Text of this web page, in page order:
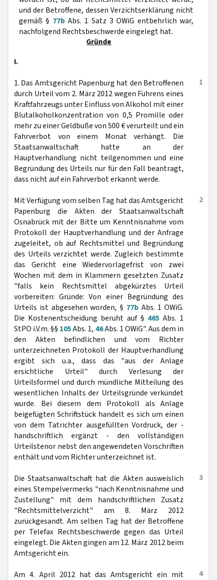
und der Betroffene, dessen Verzichtserklärung nicht
gemäß § 77bAbs. 1 Satz 3 OWiG entbehrlich war,
nachfolgend Rechtsbeschwerde eingelegt hat.
Gründe
I.
1
1. Das Amtsgericht Papenburg hat den Betroffenen
durch Urteil vom 2. März 2012 wegen Führens eines
Kraftfahrzeugs unter Einfluss von Alkohol mit einer
Blutalkoholkonzentration von 0,5 Promille oder
mehr zu einer Geldbuße von 500 € verurteilt und ein
Fahrverbot von einem Monat verhängt. Die
Staatsanwaltschaft hatte an der
Hauptverhandlung nicht teilgenommen und eine
Begründung des Urteils nur für den Fall beantragt,
dass nicht auf ein Fahrverbot erkannt werde.
2
Mit Verfügung vom selben Tag hat das Amtsgericht
Papenburg die Akten der Staatsanwaltschaft
Osnabrück mit der Bitte um Kenntnisnahme vom
Protokoll der Hauptverhandlung und der Anfrage
zugeleitet, ob auf Rechtsmittel und Begründung
des Urteils verzichtet werde. Zugleich bestimmte
das Gericht eine Wiedervorlagefrist von zwei
Wochen mit dem in Klammern gesetzten Zusatz
"falls kein Rechtsmittel abgekürztes Urteil
vorbereiten: Gründe: Von einer Begründung des
Urteils ist abgesehen worden, § 77bAbs. 1 OWiG.
Die Kostenentscheidung beruht auf § 465 Abs. 1
StPO i.V.m. §§ 105Abs. 1, 46Abs. 1 OWiG". Aus dem in
den Akten befindlichen und vom Richter
unterzeichneten Protokoll der Hauptverhandlung
ergibt sich u.a., dass das "aus der Anlage
ersichtliche Urteil" durch Verlesung der
Urteilsformel und durch mündliche Mitteilung des
wesentlichen Inhalts der Urteilsgründe verkündet
wurde. Bei diesem dem Protokoll als Anlage
beigefügten Schriftstück handelt es sich um einen
von dem Tatrichter ausgefüllten Vordruck, der -
handschriftlich ergänzt - den vollständigen
Urteilstenor nebst den angewendeten Vorschriften
enthält und vom Richter unterzeichnet ist.
3
Die Staatsanwaltschaft hat die Akten ausweislich
eines Stempelvermerks "nach Kenntnisnahme und
Zustellung" mit dem handschriftlichen Zusatz
"Rechtsmittelverzicht" am 8. März 2012
zurückgesandt. Am selben Tag hat der Betroffene
per Telefax Rechtsbeschwerde gegen das Urteil
eingelegt. Die Akten gingen am 12. März 2012 beim
Amtsgericht ein.
4
Am 4. April 2012 hat das Amtsgericht ein mit